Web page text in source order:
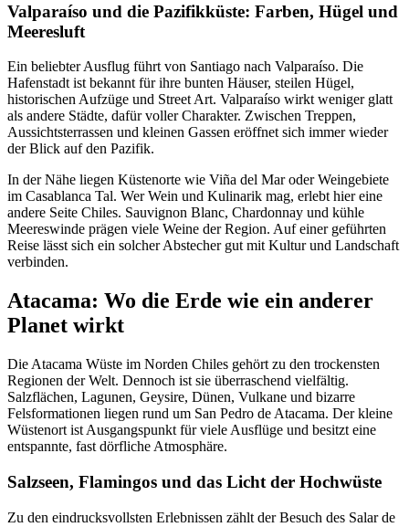
Valparaíso und die Pazifikküste: Farben, Hügel und
Meeresluft
Ein beliebter Ausflug führt von Santiago nach Valparaíso. Die
Hafenstadt ist bekannt für ihre bunten Häuser, steilen Hügel,
historischen Aufzüge und Street Art. Valparaíso wirkt weniger glatt
als andere Städte, dafür voller Charakter. Zwischen Treppen,
Aussichtsterrassen und kleinen Gassen eröffnet sich immer wieder
der Blick auf den Pazifik.
In der Nähe liegen Küstenorte wie Viña del Mar oder Weingebiete
im Casablanca Tal. Wer Wein und Kulinarik mag, erlebt hier eine
andere Seite Chiles. Sauvignon Blanc, Chardonnay und kühle
Meereswinde prägen viele Weine der Region. Auf einer geführten
Reise lässt sich ein solcher Abstecher gut mit Kultur und Landschaft
verbinden.
Atacama: Wo die Erde wie ein anderer
Planet wirkt
Die Atacama Wüste im Norden Chiles gehört zu den trockensten
Regionen der Welt. Dennoch ist sie überraschend vielfältig.
Salzflächen, Lagunen, Geysire, Dünen, Vulkane und bizarre
Felsformationen liegen rund um San Pedro de Atacama. Der kleine
Wüstenort ist Ausgangspunkt für viele Ausflüge und besitzt eine
entspannte, fast dörfliche Atmosphäre.
Salzseen, Flamingos und das Licht der Hochwüste
Zu den eindrucksvollsten Erlebnissen zählt der Besuch des Salar de